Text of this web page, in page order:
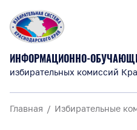
ИНФОРМАЦИОННО-
избирательных комиссий
Главная Избирательные